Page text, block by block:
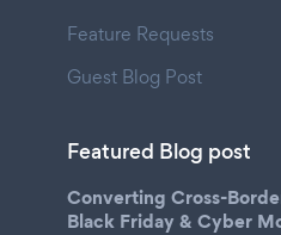
Feature Requests
Guest Blog Post
Featured Blog post
Converting Cross-
Black Friday & Cyber